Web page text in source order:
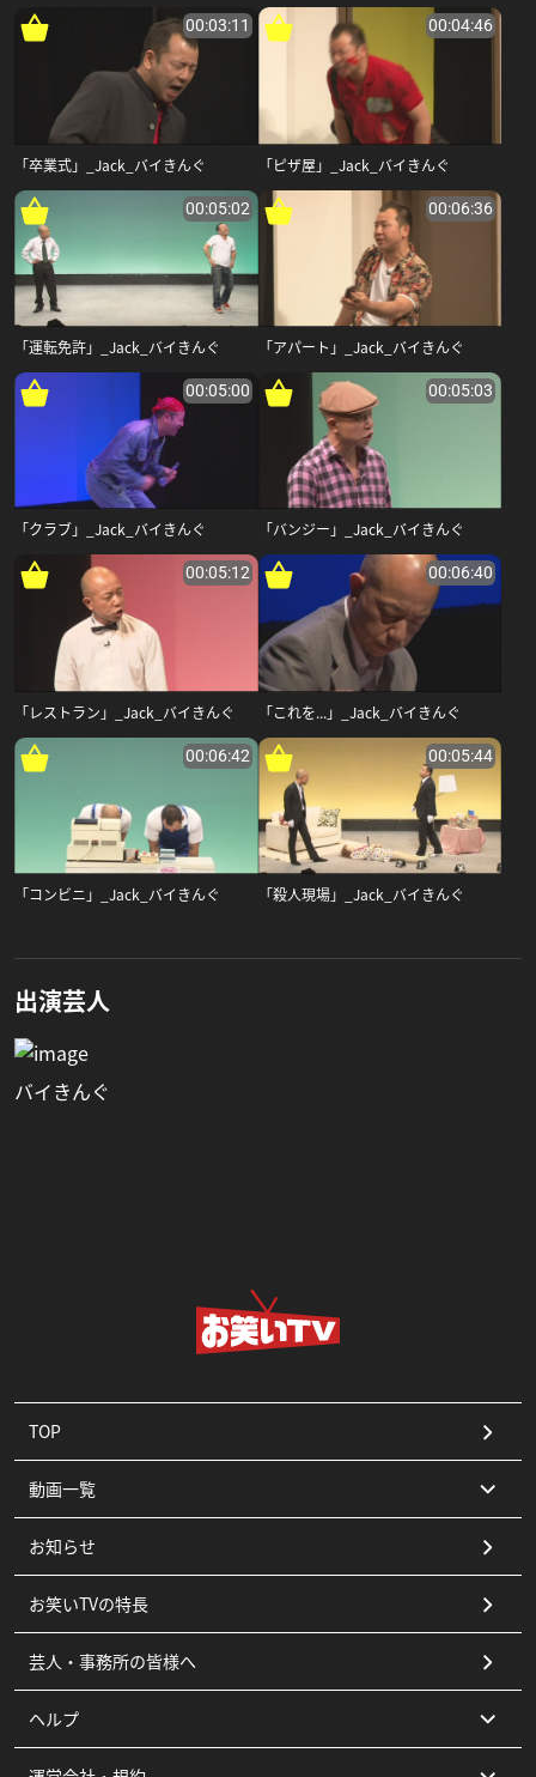
00:03:11
「卒業式」_Jack_バイきんぐ
00:04:46
「ピザ屋」_Jack_バイきんぐ
00:05:02
「運転免許」_Jack_バイきんぐ
00:06:36
「アパート」_Jack_バイきんぐ
00:05:00
「クラブ」_Jack_バイきんぐ
00:05:03
「バンジー」_Jack_バイきんぐ
00:05:12
「レストラン」_Jack_バイきんぐ
00:06:40
「これを...」_Jack_バイきんぐ
00:06:42
「コンビニ」_Jack_バイきんぐ
00:05:44
「殺人現場」_Jack_バイきんぐ
出演芸人
バイきんぐ
TOP
動画一覧
コント
漫才
ピン
その他
お知らせ
お笑いTVの特長
芸人・事務所の皆様へ
ヘルプ